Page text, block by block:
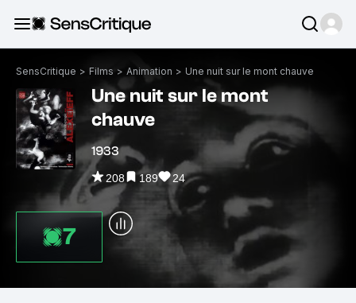
SensCritique > Films > Animation > Une nuit sur le mont chauve
Une nuit sur le mont
chauve
1933
208 189 24
7